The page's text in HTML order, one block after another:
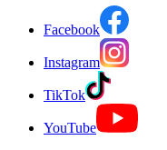
Facebook
Instagram
TikTok
YouTube